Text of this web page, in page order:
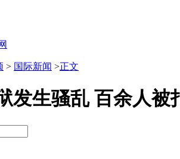
> 国际新闻 >正文
发生骚乱 百余人被